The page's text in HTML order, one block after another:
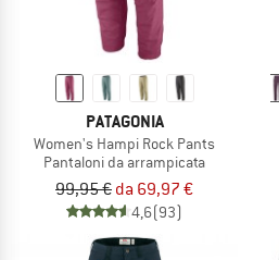
PATAGONIA
Women's Hampi Rock Pants
Pantaloni da arrampicata
99,95 € da 69,97 €
4,6(93)